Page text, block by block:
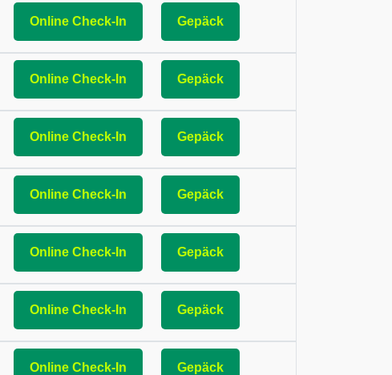
Online Check-In Gepäck
Online Check-In Gepäck
Online Check-In Gepäck
Online Check-In Gepäck
Online Check-In Gepäck
Online Check-In Gepäck
Online Check-In Gepäck